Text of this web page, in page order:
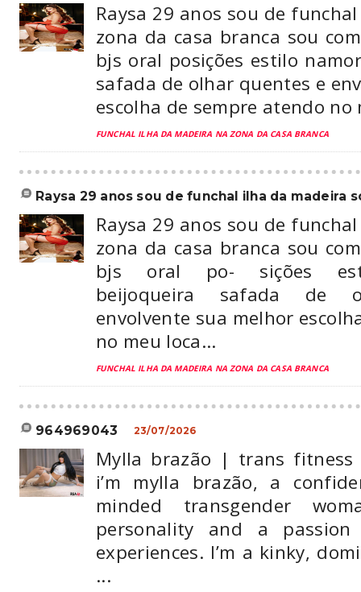
Raysa 29 anos sou de
zona da casa branca sou
bjs oral posições estilo
safada de olhar quentes e
escolha de sempre atendo no
FUNCHAL ILHA DA MADEIRA NA ZONA DA CASA BRANCA
raysa 29 anos sou de funchal ilha da madeira
Raysa 29 anos sou de
zona da casa branca sou
bjs oral po- sições
beijoqueira safada de
envolvente sua melhor
no meu loca...
FUNCHAL ILHA DA MADEIRA NA ZONA DA CASA BRANCA
964969043 23/07/2026
Mylla brazão | trans
i’m mylla brazão, a
minded transgender
personality and a
experiences. I’m a kinky,
...